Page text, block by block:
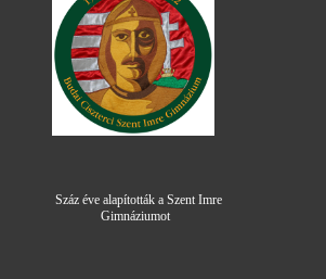
Száz éve alapították a Szent Imre
Gimnáziumot